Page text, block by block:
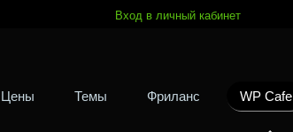
Вход в личный кабинет
Цены Темы Фриланс WP Cafe